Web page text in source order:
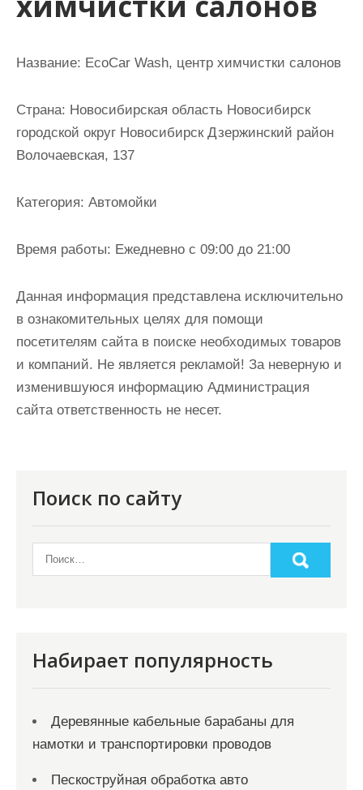
Название: EcoCar Wash, центр химчистки салонов
Страна: Новосибирская область Новосибирск
городской округ Новосибирск Дзержинский район
Волочаевская, 137
Категория: Автомойки
Время работы: Ежедневно с 09:00 до 21:00
Данная информация представлена исключительно
в ознакомительных целях для помощи
посетителям сайта в поиске необходимых товаров
и компаний. Не является рекламой! За неверную и
изменившуюся информацию Администрация
сайта ответственность не несет.
Поиск по сайту
Набирает популярность
Деревянные кабельные барабаны для
намотки и транспортировки проводов
Пескоструйная обработка авто